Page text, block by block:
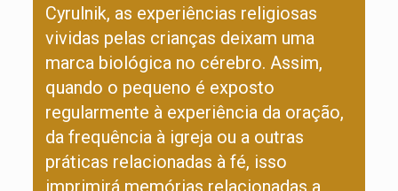
Cyrulnik, as experiências religiosas
vividas pelas crianças deixam uma
marca biológica no cérebro. Assim,
quando o pequeno é exposto
regularmente à experiência da oração,
da frequência à igreja ou a outras
práticas relacionadas à fé, isso
imprimirá memórias relacionadas a